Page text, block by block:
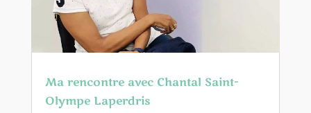
Ma rencontre avec Chantal Saint-
Olympe Laperdris